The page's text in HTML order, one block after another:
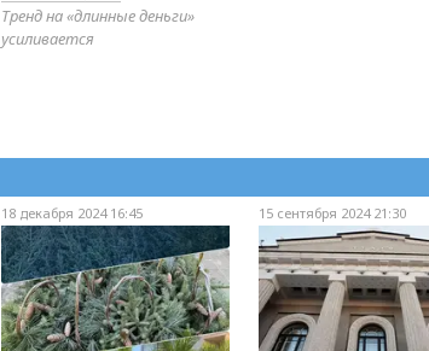
Тренд на «длинные деньги»
усиливается
18 декабря 2024 16:45 15 сентября 2024 21:30